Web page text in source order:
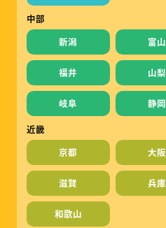
中部
新潟
富山
福井 山梨
岐阜 静岡
近畿
京都
大阪
滋賀 兵庫
和歌山